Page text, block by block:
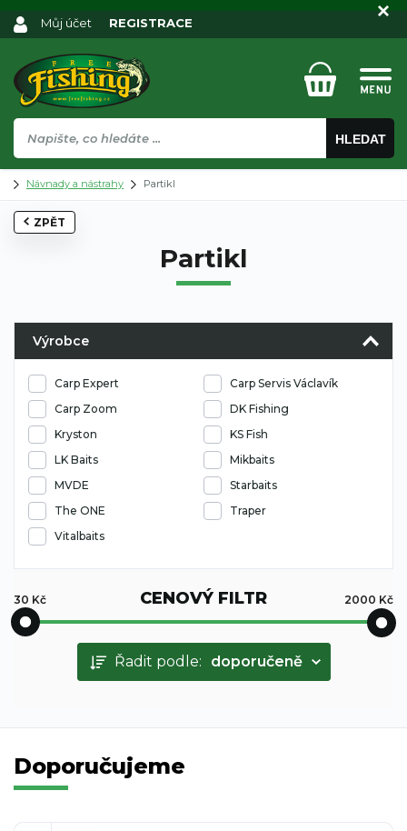
HLEDAT
Můj účet REGISTRACE
Návnady a nástrahy Partikl
ZPĚT
Partikl
Výrobce
Carp Expert
Carp Servis Václavík
Carp Zoom
DK Fishing
Kryston
KS Fish
LK Baits
Mikbaits
MVDE
Starbaits
The ONE
Traper
Vitalbaits
CENOVÝ FILTR
30 Kč 2000 Kč
Řadit podle: doporučeně
Doporučujeme